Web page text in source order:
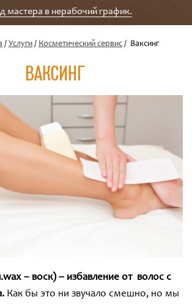
мастера в нерабочий график.
/ Услуги / Косметический сервис / Ваксинг
ВАКСИНГ
– воск) – избавление от волос с
Как бы это ни звучало смешно, но мы